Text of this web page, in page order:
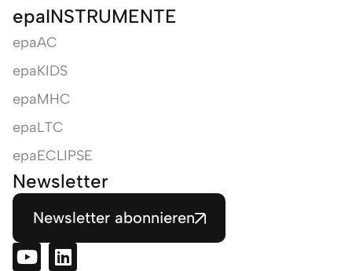
epaINSTRUMENTE
epaAC
epaKIDS
epaMHC
epaLTC
epaECLIPSE
Newsletter
Newsletter abonnieren